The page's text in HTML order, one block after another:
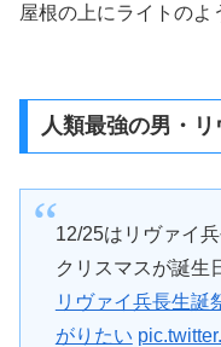
屋根の上にライトのよ
人類最強の男・リ
12/25はリヴァイ
クリスマスが誕生
リヴァイ兵長生誕
がりたい